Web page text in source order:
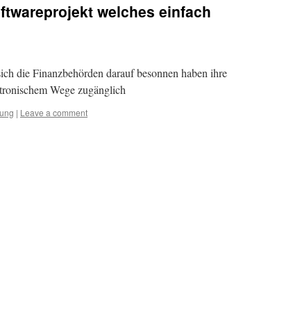
welches einfach
die Finanzbehörden darauf besonnen haben ihre
Wege zugänglich
| Leave a comment